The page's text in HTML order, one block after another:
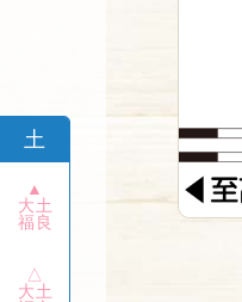
土
▲
大土
福良
△
大土